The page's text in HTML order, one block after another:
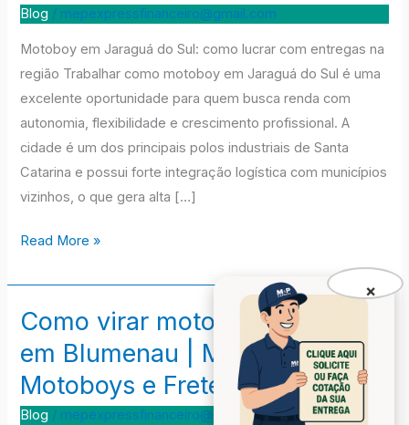
Blog / mepexpressfinanceiro@gmail.com
Motoboy em Jaraguá do Sul: como lucrar com entregas na
região Trabalhar como motoboy em Jaraguá do Sul é uma
excelente oportunidade para quem busca renda com
autonomia, flexibilidade e crescimento profissional. A
cidade é um dos principais polos industriais de Santa
Catarina e possui forte integração logística com municípios
vizinhos, o que gera alta […]
Read More »
Como virar motoboy e lucrar
em Blumenau | M&P Express
Motoboys e Fretes
Blog / mepexpressfinanceiro@gmail.com
Como
motoboy
e
lucrar
×